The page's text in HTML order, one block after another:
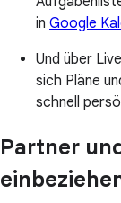
in Google
Und über
sich Pläne
schnell
Partner